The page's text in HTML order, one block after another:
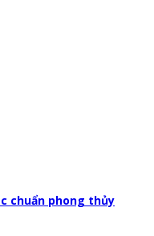
chuẩn phong thủy